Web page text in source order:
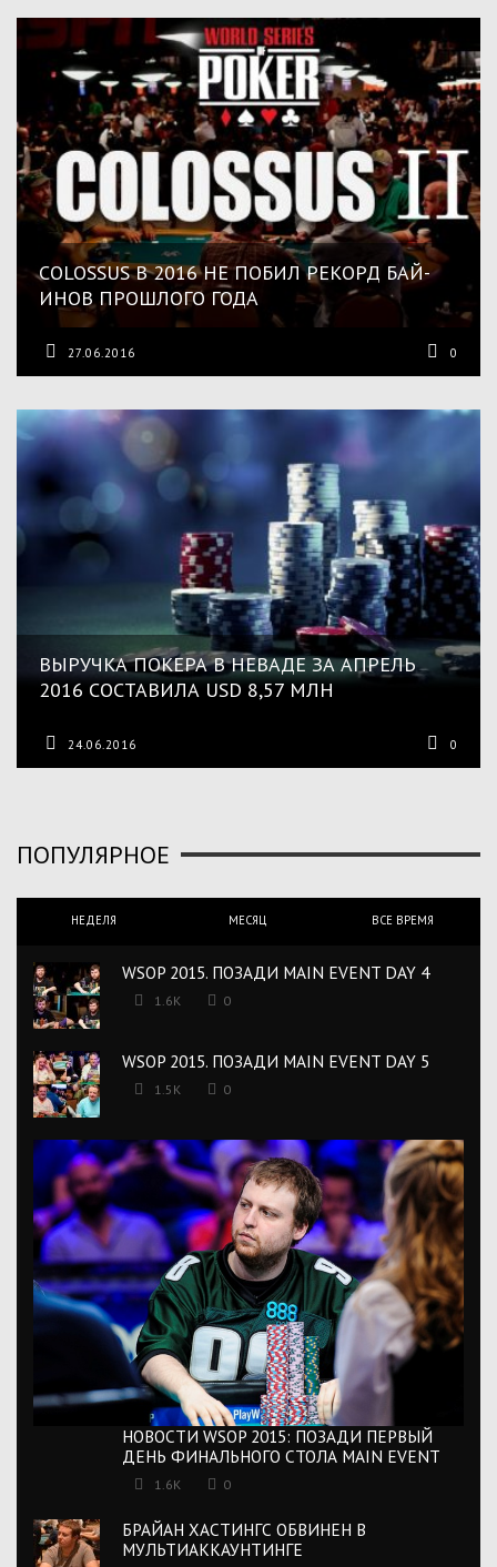
COLOSSUS В 2016 НЕ ПОБИЛ РЕКОРД БАЙ-
ИНОВ ПРОШЛОГО ГОДА
27.06.2016 0
ВЫРУЧКА ПОКЕРА В НЕВАДЕ ЗА АПРЕЛЬ
2016 СОСТАВИЛА USD 8,57 МЛН
24.06.2016 0
ПОПУЛЯРНОЕ
НЕДЕЛЯ МЕСЯЦ ВСЕ ВРЕМЯ
WSOP 2015. ПОЗАДИ MAIN EVENT DAY 4
1.6K 0
WSOP 2015. ПОЗАДИ MAIN EVENT DAY 5
1.5K 0
НОВОСТИ WSOP 2015: ПОЗАДИ ПЕРВЫЙ
ДЕНЬ ФИНАЛЬНОГО СТОЛА MAIN EVENT
1.6K 0
БРАЙАН ХАСТИНГС ОБВИНЕН В
МУЛЬТИАККАУНТИНГЕ